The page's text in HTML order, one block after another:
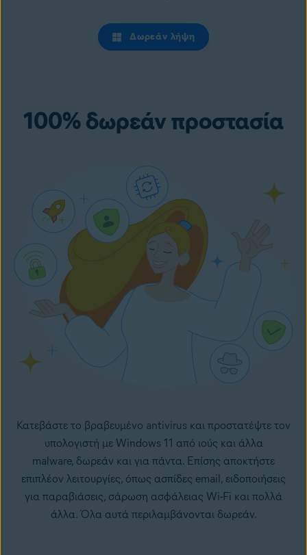
Δωρεάν λήψη
100% δωρεάν προστασία
Κατεβάστε το βραβευμένο antivirus και προστατέψτε τον
υπολογιστή με Windows 11 από ιούς και άλλα
malware, δωρεάν και για πάντα. Επίσης αποκτήστε
επιπλέον λειτουργίες, όπως ασπίδες email, ειδοποιήσεις
για παραβιάσεις, σάρωση ασφάλειας Wi-Fi και πολλά
άλλα. Όλα αυτά περιλαμβάνονται δωρεάν.